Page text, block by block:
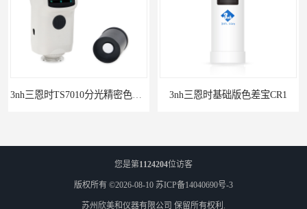
3nh三恩时基础版色差宝CR1
您是第1124204位访客
版权所有 ©2026-08-10 苏ICP备14040690号-3
苏州欣美和仪器有限公司 保留所有权利.